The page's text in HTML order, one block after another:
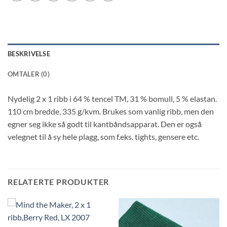
BESKRIVELSE
OMTALER (0)
Nydelig 2 x 1 ribb i 64 % tencel TM, 31 % bomull, 5 % elastan.
110 cm bredde, 335 g/kvm. Brukes som vanlig ribb, men den
egner seg ikke så godt til kantbåndsapparat. Den er også
velegnet til å sy hele plagg, som f.eks. tights, gensere etc.
RELATERTE PRODUKTER